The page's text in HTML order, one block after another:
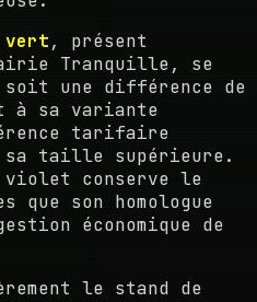
vert, présent
Tranquille, se
soit une différence de
à sa variante
tarifaire
sa taille supérieure.
violet conserve le
que son homologue
économique de
le stand de